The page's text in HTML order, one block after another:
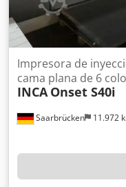
Saarbrücken 11.972
Impresora de
cama plana de 6
INCA Onset S40i